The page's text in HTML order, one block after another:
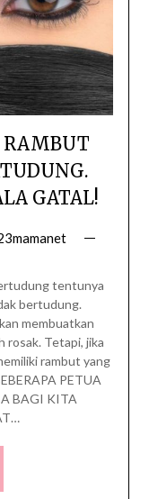
RAMBUT
GATAL!
tentunya
bertudung.
membuatkan
rosak. Tetapi, jika
rambut yang
PETUA
BAGI KITA